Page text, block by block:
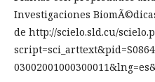
Investigaciones
de http://scielo.sld.cu/